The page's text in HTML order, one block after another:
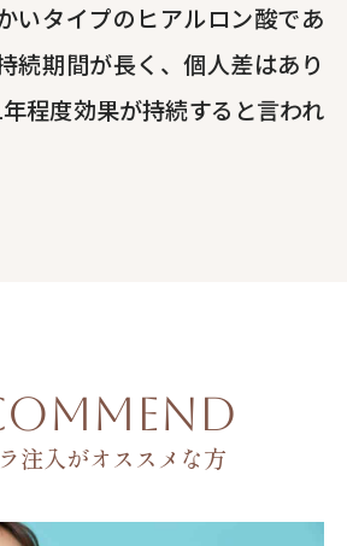
いタイプのヒアルロン酸であ
続期間が長く、個人差はあり
程度効果が持続すると言われ
注入がオススメな方